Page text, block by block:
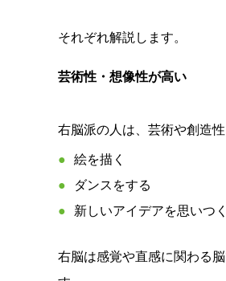
それぞれ解説します。
芸術性・想像性が高い
右脳派の人は、芸術や創造
絵を描く
ダンスをする
新しいアイデアを思いつく
右脳は感覚や直感に関わる